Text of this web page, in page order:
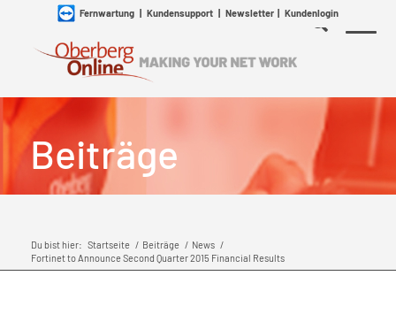
Fernwartung| Kundensupport| Newsletter| Kundenlogin
Beiträge
Du bist hier: Startseite / Beiträge / News /
Fortinet to Announce Second Quarter 2015 Financial Results